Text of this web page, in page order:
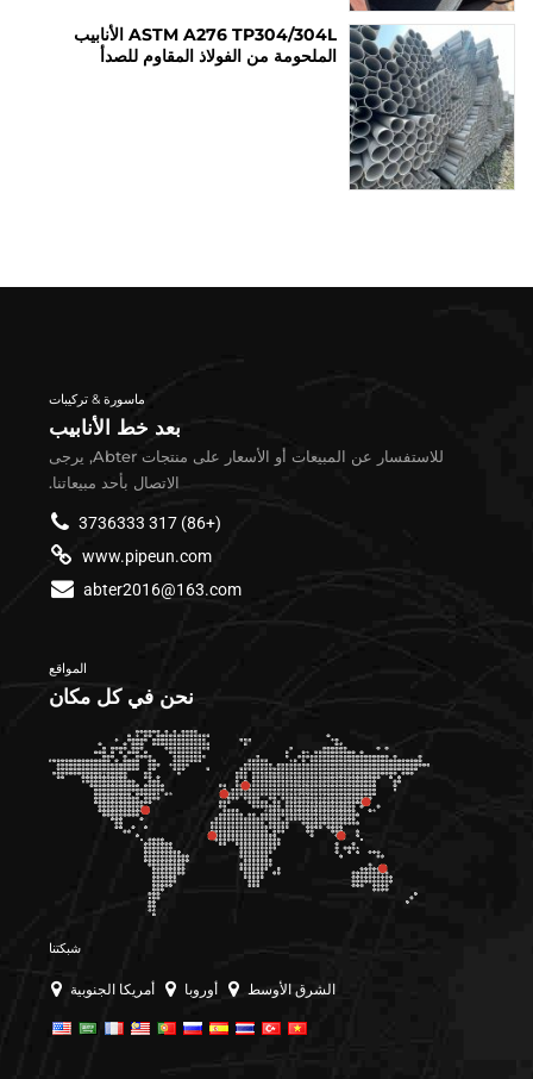
ASTM A276 TP304/304L الأنابيب
الملحومة من الفولاذ المقاوم للصدأ
ماسورة & تركيبات
بعد خط الأنابيب
للاستفسار عن المبيعات أو الأسعار على منتجات Abter, يرجى
الاتصال بأحد مبيعاتنا.
(+86) 317 3736333
www.pipeun.com
abter2016@163.com
المواقع
نحن في كل مكان
شبكتنا
الشرق الأوسط أوروبا أمريكا الجنوبية